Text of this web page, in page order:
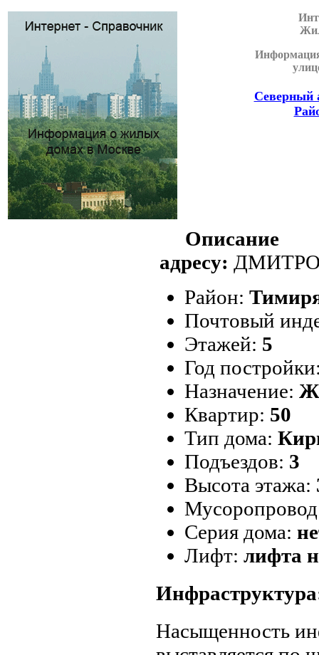
Северный
адресу:
Район:
Почтовый
Этажей: 5
Год
Назначение:
Квартир: 50
Тип дома:
Подъездов: 3
Высота этажа:
Серия дома:
Лифт: лифта
Насыщенность